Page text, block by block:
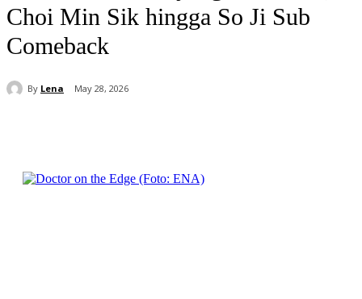
Choi Min Sik hingga So Ji Sub
Comeback
By Lena May 28, 2026